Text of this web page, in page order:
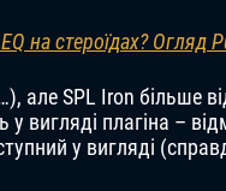
на стероїдах? Огляд
але SPL Iron більше
вигляді плагіна –
у вигляді